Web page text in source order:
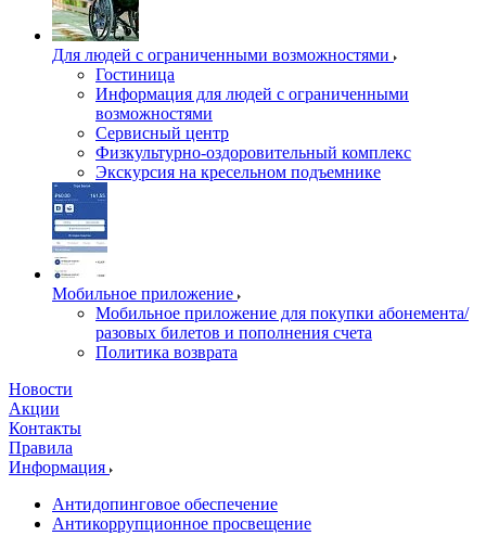
Для людей с ограниченными возможностями
Гостиница
Информация для людей с ограниченными
возможностями
Сервисный центр
Физкультурно-оздоровительный комплекс
Экскурсия на кресельном подъемнике
Мобильное приложение
Мобильное приложение для покупки абонемента/
разовых билетов и пополнения счета
Политика возврата
Новости
Акции
Контакты
Правила
Информация
Антидопинговое обеспечение
Антикоррупционное просвещение